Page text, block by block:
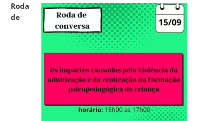
Roda
de